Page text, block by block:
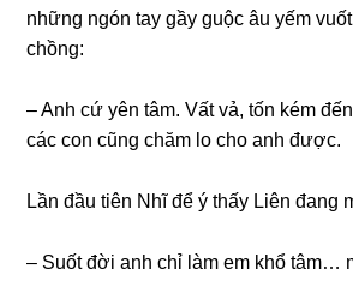
những ngón tay gầy guộc âu yếm
chồng:
– Anh cứ yên tâm. Vất vả, tốn kém
các con cũng chăm lo cho anh được.
Lần đầu tiên Nhĩ để ý thấy Liên đang
– Suốt đời anh chỉ làm em khổ tâm…